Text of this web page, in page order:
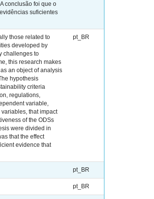
conclusão foi que o
suficientes
those related to
developed by
challenges to
this research makes
an object of analysis
hypothesis
criteria
regulations,
variable,
that impact
of the ODSs
were divided in
that the effect
evidence that
pt_BR
pt_BR
pt_BR